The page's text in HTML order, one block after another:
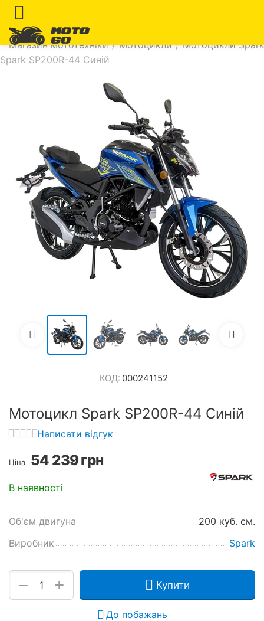
Магазин мототехніки / Мотоцикли / Мотоцикли Spark
Spark SP200R-44 Синій
КОД: 000241152
Мотоцикл Spark SP200R-44 Синій
Написати відгук
Ціна 54 239грн
В наявності
Об'єм двигуна
200 куб. см.
Виробник
Spark
+
− Купити
До побажань